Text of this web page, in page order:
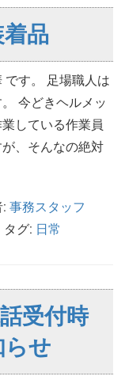
品
です。 足場職人は
今どきヘルメッ
している作業員
、そんなの絶対
事務スタッフ
タグ: 日常
受付時
らせ